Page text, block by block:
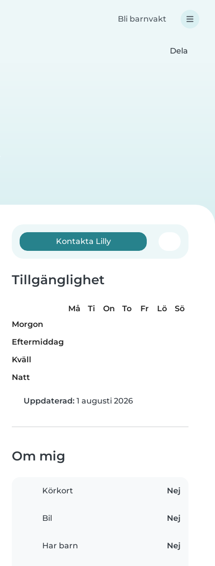
Bli barnvakt
Dela
Kontakta Lilly
Tillgänglighet
Må Ti On To Fr Lö
Sö
Morgon
Eftermiddag
Kväll
Natt
Uppdaterad: 1 augusti 2026
Om mig
Körkort Nej
Bil Nej
Har barn Nej